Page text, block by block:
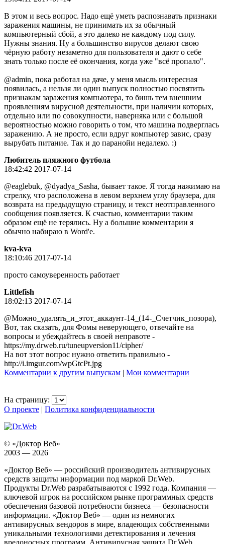
В этом и весь вопрос. Надо ещё уметь распознавать признаки
заражения машины, не принимать их за обычный
компьютерный сбой, а это далеко не каждому под силу.
Нужны знания. Ну а большинство вирусов делают свою
чёрную работу незаметно для пользователя и дают о себе
знать только после её окончания, когда уже "всё пропало".
@admin, пока работал на даче, у меня мысль интересная
появилась, а нельзя ли один выпуск полностью посвятить
признакам заражения компьютера, то бишь тем внешним
проявлениям вирусной деятельности, при наличии которых,
отдельно или по совокупности, наверняка или с большой
вероятностью можно говорить о том, что машина подверглась
заражению. А не просто, если вдруг компьютер завис, сразу
вырубать питание. Так и до паранойи недалеко. :)
Любитель пляжного футбола
18:42:42 2017-07-14
@eaglebuk, @dyadya_Sasha, бывает такое. Я тогда нажимаю на
стрелку, что расположена в левом верхнем углу браузера, для
возврата на предыдущую страницу, и текст неотправленного
сообщения появляется. К счастью, комментарии таким
образом ещё не терялись. Ну а большие комментарии я
обычно набираю в Word'е.
kva-kva
18:10:46 2017-07-14
просто самоуверенность работает
Littlefish
18:02:13 2017-07-14
@Можно_удалять_и_этот_аккаунт-14_(14-_Счетчик_позора),
Вот, так сказать, для Фомы неверующего, отвечайте на
вопросы и убеждайтесь в своей неправоте -
https://my.drweb.ru/tuneupversion11/cipher/
На вот этот вопрос нужно ответить правильно -
http://i.imgur.com/wpGtcPt.jpg
Комментарии к другим выпускам | Мои комментарии
На страницу:
О проекте | Политика конфиденциальности
© «Доктор Веб»
2003 — 2026
«Доктор Веб» — российский производитель антивирусных
средств защиты информации под маркой Dr.Web.
Продукты Dr.Web разрабатываются с 1992 года. Компания —
ключевой игрок на российском рынке программных средств
обеспечения базовой потребности бизнеса — безопасности
информации. «Доктор Веб» — один из немногих
антивирусных вендоров в мире, владеющих собственными
уникальными технологиями детектирования и лечения
вредоносных программ. Антивирусная защита Dr.Web